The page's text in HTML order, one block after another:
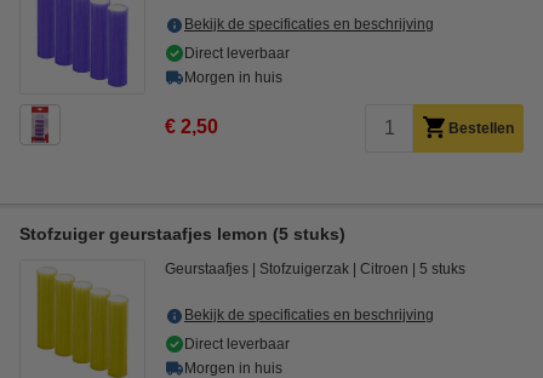
Bekijk de specificaties en beschrijving
Direct leverbaar
Morgen in huis
€ 2,50 Bestellen
Stofzuiger geurstaafjes lemon (5 stuks)
Geurstaafjes Stofzuigerzak Citroen 5 stuks
Bekijk de specificaties en beschrijving
Direct leverbaar
Morgen in huis